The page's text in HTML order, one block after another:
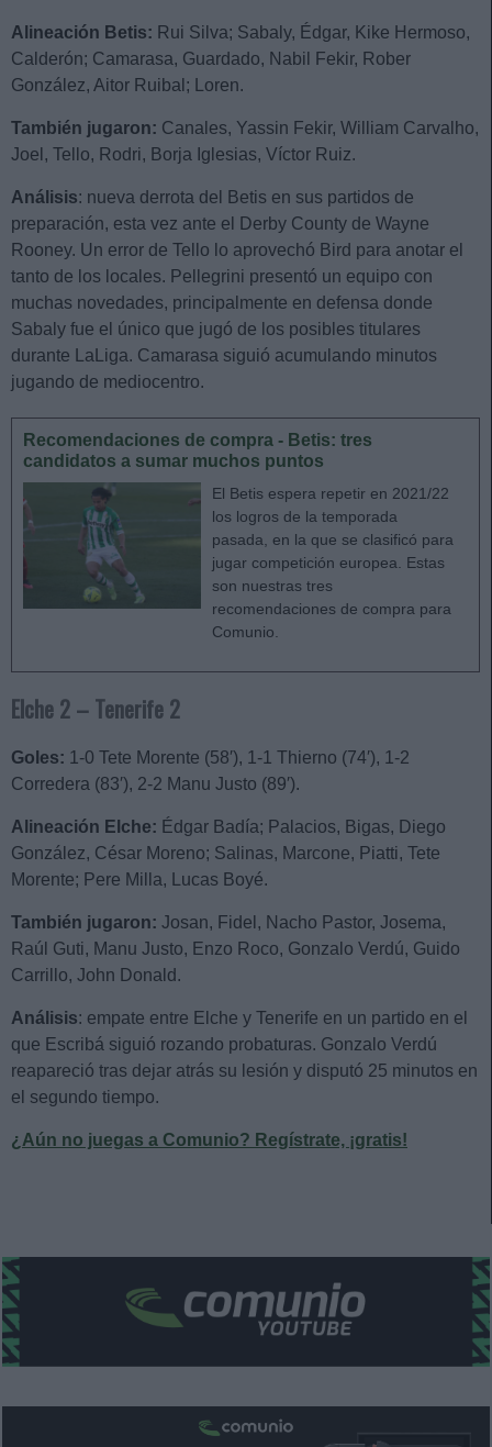
Alineación Betis: Rui Silva; Sabaly, Édgar, Kike Hermoso,
Calderón; Camarasa, Guardado, Nabil Fekir, Rober
González, Aitor Ruibal; Loren.
También jugaron: Canales, Yassin Fekir, William Carvalho,
Joel, Tello, Rodri, Borja Iglesias, Víctor Ruiz.
Análisis: nueva derrota del Betis en sus partidos de
preparación, esta vez ante el Derby County de Wayne
Rooney. Un error de Tello lo aprovechó Bird para anotar el
tanto de los locales. Pellegrini presentó un equipo con
muchas novedades, principalmente en defensa donde
Sabaly fue el único que jugó de los posibles titulares
durante LaLiga. Camarasa siguió acumulando minutos
jugando de mediocentro.
Recomendaciones de compra - Betis: tres
candidatos a sumar muchos puntos
El Betis espera repetir en 2021/22
los logros de la temporada
pasada, en la que se clasificó para
jugar competición europea. Estas
son nuestras tres
recomendaciones de compra para
Comunio.
Elche 2 – Tenerife 2
Goles: 1-0 Tete Morente (58′), 1-1 Thierno (74′), 1-2
Corredera (83′), 2-2 Manu Justo (89′).
Alineación Elche: Édgar Badía; Palacios, Bigas, Diego
González, César Moreno; Salinas, Marcone, Piatti, Tete
Morente; Pere Milla, Lucas Boyé.
También jugaron: Josan, Fidel, Nacho Pastor, Josema,
Raúl Guti, Manu Justo, Enzo Roco, Gonzalo Verdú, Guido
Carrillo, John Donald.
Análisis: empate entre Elche y Tenerife en un partido en el
que Escribá siguió rozando probaturas. Gonzalo Verdú
reapareció tras dejar atrás su lesión y disputó 25 minutos en
el segundo tiempo.
¿Aún no juegas a Comunio? Regístrate, ¡gratis!